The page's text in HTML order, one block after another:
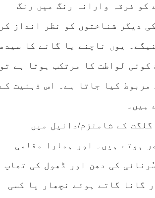
کو فرقہ وارانہ رنگ میں رنگ
دیگر شناختوں کو نظر انداز
یوں ناچنے یا گانے کا
لواطت کا مرتکب ہوتا ہے
مربوط کیا جاتا ہے۔ اس ذہنیت
ہیں۔
کے شامنزم/دانیل میں
ہوتے ہیں۔ اور ہمارا مقامی
کی دھن اور ڈھول کی تھاپ
گانا گاتے ہوئے نچھار یا کسی